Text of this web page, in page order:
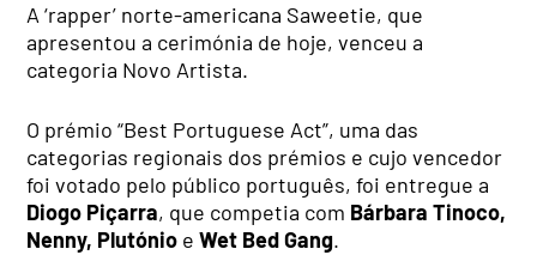
A ‘rapper’ norte-americana Saweetie, que
apresentou a cerimónia de hoje, venceu a
categoria Novo Artista.
O prémio “Best Portuguese Act”, uma das
categorias regionais dos prémios e cujo vencedor
foi votado pelo público português, foi entregue a
Diogo Piçarra, que competia com Bárbara Tinoco,
Nenny, Plutónio eWet Bed Gang.